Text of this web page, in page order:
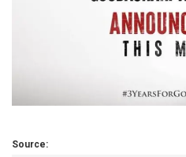
Source: